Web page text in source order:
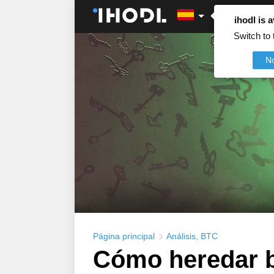
ihodl is
Switch to
Página principal Análisis BTC
Cómo heredar